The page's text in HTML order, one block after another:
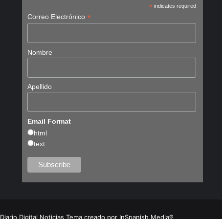
* indicates required
Correo Electrónico*
Nombre
Apellido
Email Format
html
text
Diario Digital Noticias Tema creado por InSpanish Media®